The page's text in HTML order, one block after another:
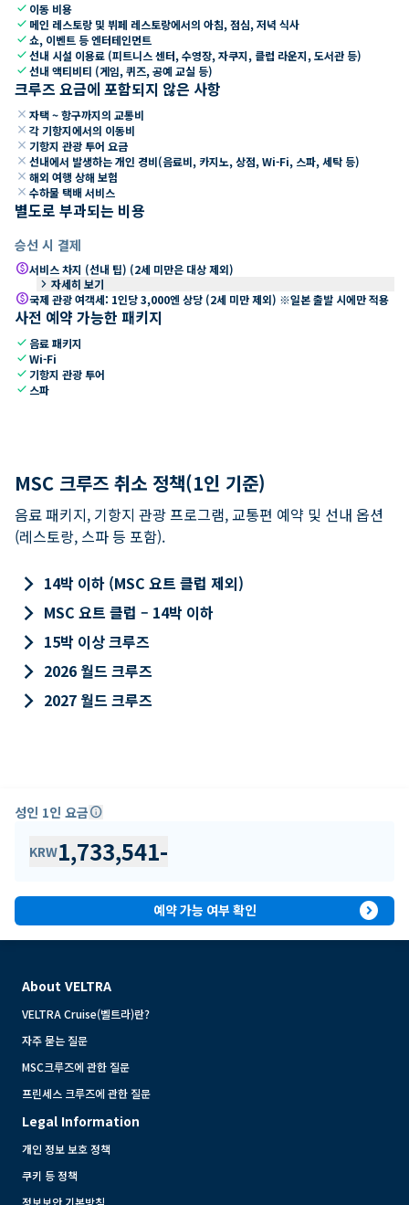
check 이동 비용
check 메인 레스토랑 및 뷔페 레스토랑에서의 아침, 점심, 저녁 식사
check쇼, 이벤트 등 엔터테인먼트
check선내 시설 이용료 (피트니스 센터, 수영장, 자쿠지, 클럽 라운지, 도서관 등)
check선내 액티비티 (게임, 퀴즈, 공예 교실 등)
크루즈 요금에 포함되지 않은 사항
close 자택 ~ 항구까지의 교통비
close 각 기항지에서의 이동비
close 기항지 관광 투어 요금
close 선내에서 발생하는 개인 경비(음료비, 카지노, 상점, Wi-Fi, 스파, 세탁 등)
close 해외 여행 상해 보험
close 수하물 택배 서비스
별도로 부과되는 비용
승선 시 결제
paid서비스 차지 (선내 팁) (2세 미만은 대상 제외)
keyboard_arrow_right 자세히 보기
paid국제 관광 여객세: 1인당 3,000엔 상당 (2세 미만 제외) ※일본 출발 시에만 적용
사전 예약 가능한 패키지
check 음료 패키지
checkWi-Fi
check 기항지 관광 투어
check 스파
MSC 크루즈 취소 정책(1인 기준)
음료 패키지, 기항지 관광 프로그램, 교통편 예약 및 선내 옵션
(레스토랑, 스파 등 포함).
keyboard_arrow_right 14박 이하 (MSC 요트 클럽 제외)
keyboard_arrow_right MSC 요트 클럽 – 14박 이하
keyboard_arrow_right 15박 이상 크루즈
keyboard_arrow_right 2026 월드 크루즈
keyboard_arrow_right 2027 월드 크루즈
성인 1인 요금info
KRW1,733,541-
예약 가능 여부 확인 expand_circle_right
About VELTRA
VELTRA Cruise(벨트라)란?
자주 묻는 질문
MSC크루즈에 관한 질문
프린세스 크루즈에 관한 질문
Legal Information
개인 정보 보호 정책
쿠키 등 정책
정보보안 기본방침